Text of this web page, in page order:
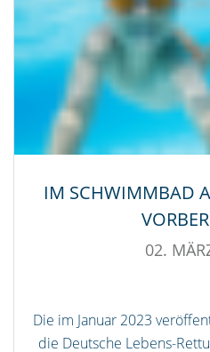
IM SCHWIMMBAD
02.
Die im Januar 2023
die Deutsche Lebens-